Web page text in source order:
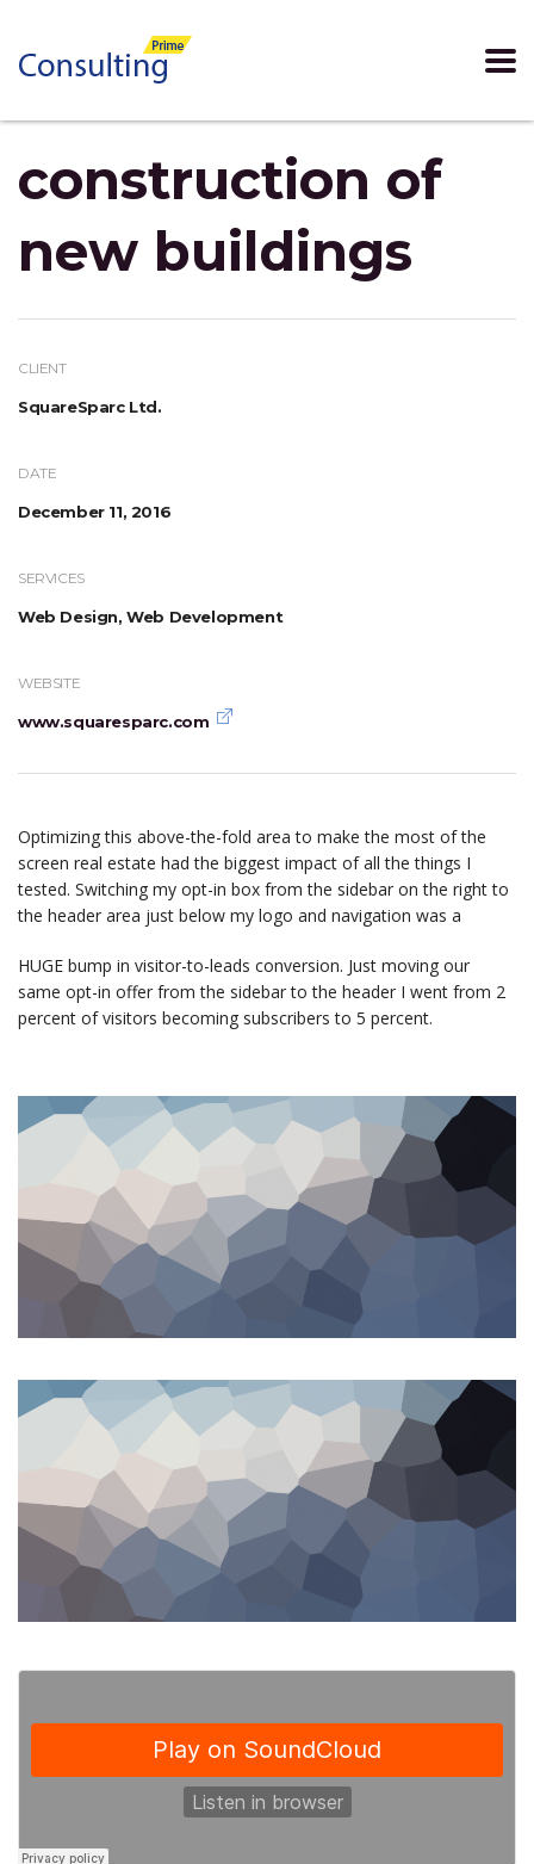
construction of
new buildings
CLIENT
SquareSparc Ltd.
DATE
December 11, 2016
SERVICES
Web Design, Web Development
WEBSITE
www.squaresparc.com
Optimizing this above-the-fold area to make the most of the
screen real estate had the biggest impact of all the things I
tested. Switching my opt-in box from the sidebar on the right to
the header area just below my logo and navigation was a
HUGE bump in visitor-to-leads conversion. Just moving our
same opt-in offer from the sidebar to the header I went from 2
percent of visitors becoming subscribers to 5 percent.